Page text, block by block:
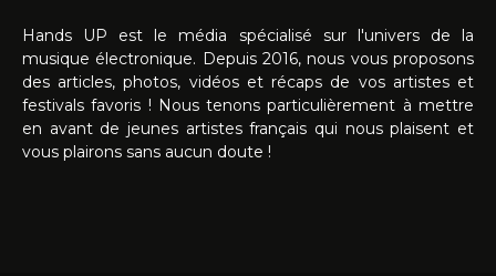
Hands UP est le média spécialisé sur l'univers de la
musique électronique. Depuis 2016, nous vous proposons
des articles, photos, vidéos et récaps de vos artistes et
festivals favoris ! Nous tenons particulièrement à mettre
en avant de jeunes artistes français qui nous plaisent et
vous plairons sans aucun doute !